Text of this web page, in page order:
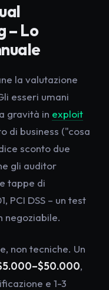
– Lo
la valutazione
esseri umani
gravità in exploit
di business ("cosa
sconto due
gli auditor
tappe di
PCI DSS – un test
negoziabile.
non tecniche. Un
,
e 1-3